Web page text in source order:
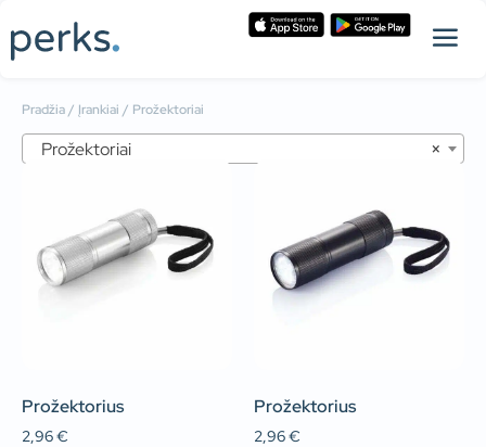
Pradžia/ Įrankiai / Prožektoriai
×
Prožektoriai
Prožektorius
2,96€
Prožektorius
2,96€